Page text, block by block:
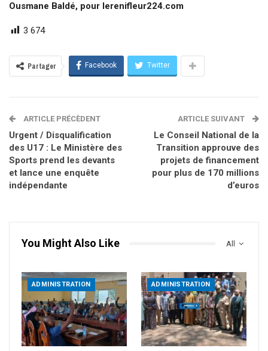
Ousmane Baldé, pour lerenifleur224.com
3 674
Partager Facebook Twitter
ARTICLE PRÉCÈDENT
Urgent / Disqualification
des U17 : Le Ministère des
Sports prend les devants
et lance une enquête
indépendante
ARTICLE SUIVANT
Le Conseil National de la
Transition approuve des
projets de financement
pour plus de 170 millions
d’euros
All
You Might Also Like
ADMINISTRATION ADMINISTRATION